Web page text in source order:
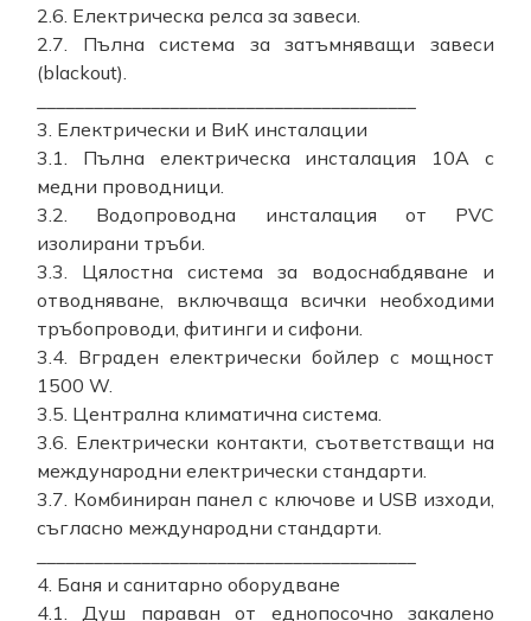
2.6. Електрическа релса за завеси.
2.7. Пълна система за затъмняващи завеси
(blackout).
3. Електрически и ВиК инсталации
3.1. Пълна електрическа инсталация 10A с
медни проводници.
3.2. Водопроводна инсталация от PVC
изолирани тръби.
3.3. Цялостна система за водоснабдяване и
отводняване, включваща всички необходими
тръбопроводи, фитинги и сифони.
3.4. Вграден електрически бойлер с мощност
1500 W.
3.5. Централна климатична система.
3.6. Електрически контакти, съответстващи на
международни електрически стандарти.
3.7. Комбиниран панел с ключове и USB изходи,
съгласно международни стандарти.
4. Баня и санитарно оборудване
4.1. Душ параван от еднопосочно закалено